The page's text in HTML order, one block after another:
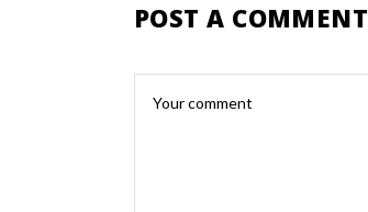
POST A COMMENT